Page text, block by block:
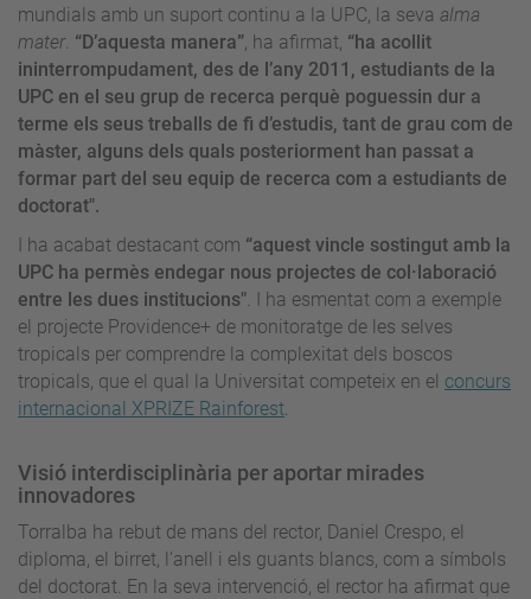
mundials amb un suport continu a la UPC, la seva alma
mater. “D’aquesta manera” , ha afirmat, “ha acollit
ininterrompudament, des de l’any 2011, estudiants de la
UPC en el seu grup de recerca perquè poguessin dur a
terme els seus treballs de fi d’estudis, tant de grau com de
màster, alguns dels quals posteriorment han passat a
formar part del seu equip de recerca com a estudiants de
doctorat".
I ha acabat destacant com “aquest vincle sostingut amb la
UPC ha permès endegar nous projectes de col·laboració
entre les dues institucions" . I ha esmentat com a exemple
el projecte Providence+ de monitoratge de les selves
tropicals per comprendre la complexitat dels boscos
tropicals, que el qual la Universitat competeix en el concurs
internacional XPRIZE Rainforest
Visió interdisciplinària per aportar mirades
innovadores
Torralba ha rebut de mans del rector, Daniel Crespo, el
diploma, el birret, l'anell i els guants blancs, com a símbols
del doctorat. En la seva intervenció, el rector ha afirmat que